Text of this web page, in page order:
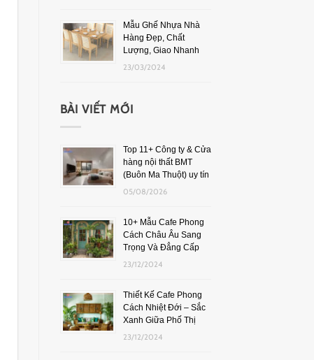
Mẫu Ghế Nhựa Nhà
Hàng Đẹp, Chất
Lượng, Giao Nhanh
23/03/2024
BÀI VIẾT MỚI
Top 11+ Công ty & Cửa
hàng nội thất BMT
(Buôn Ma Thuột) uy tín
05/08/2026
10+ Mẫu Cafe Phong
Cách Châu Âu Sang
Trọng Và Đẳng Cấp
23/12/2024
Thiết Kế Cafe Phong
Cách Nhiệt Đới – Sắc
Xanh Giữa Phố Thị
23/12/2024